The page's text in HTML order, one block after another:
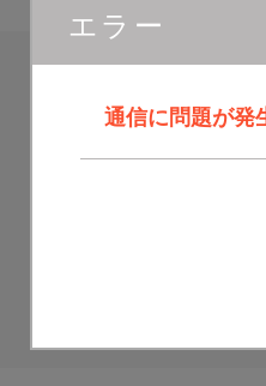
エラー
通信に問題が発